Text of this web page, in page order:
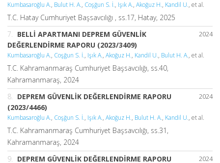
Kumbasaroğlu A., Bulut H. A., Coşğun S. İ., Işık A., Akoğuz H., Kandil U., et al.
T.C. Hatay Cumhuriyet Başsavcılığı , ss.17, Hatay, 2025
2024
7. BELLİ APARTMANI DEPREM GÜVENLİK
DEĞERLENDİRME RAPORU (2023/3409)
Kumbasaroğlu A., Coşğun S. İ., Işık A., Akoğuz H., Kandil U., Bulut H. A., et al.
T.C. Kahramanmaraş Cumhuriyet Başsavcılığı, ss.40,
Kahramanmaraş, 2024
2024
8. DEPREM GÜVENLİK DEĞERLENDİRME RAPORU
(2023/4466)
Kumbasaroğlu A., Coşğun S. İ., Işık A., Akoğuz H., Bulut H. A., Kandil U., et al.
T.C. Kahramanmaraş Cumhuriyet Başsavcılığı, ss.31,
Kahramanmaraş, 2024
2024
9. DEPREM GÜVENLİK DEĞERLENDİRME RAPORU